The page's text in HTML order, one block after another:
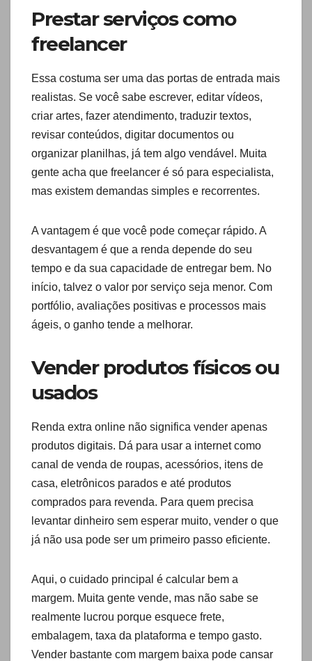
Prestar serviços como
freelancer
Essa costuma ser uma das portas de entrada mais
realistas. Se você sabe escrever, editar vídeos,
criar artes, fazer atendimento, traduzir textos,
revisar conteúdos, digitar documentos ou
organizar planilhas, já tem algo vendável. Muita
gente acha que freelancer é só para especialista,
mas existem demandas simples e recorrentes.
A vantagem é que você pode começar rápido. A
desvantagem é que a renda depende do seu
tempo e da sua capacidade de entregar bem. No
início, talvez o valor por serviço seja menor. Com
portfólio, avaliações positivas e processos mais
ágeis, o ganho tende a melhorar.
Vender produtos físicos ou
usados
Renda extra online não significa vender apenas
produtos digitais. Dá para usar a internet como
canal de venda de roupas, acessórios, itens de
casa, eletrônicos parados e até produtos
comprados para revenda. Para quem precisa
levantar dinheiro sem esperar muito, vender o que
já não usa pode ser um primeiro passo eficiente.
Aqui, o cuidado principal é calcular bem a
margem. Muita gente vende, mas não sabe se
realmente lucrou porque esquece frete,
embalagem, taxa da plataforma e tempo gasto.
Vender bastante com margem baixa pode cansar